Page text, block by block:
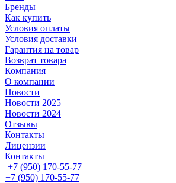
Бренды
Как купить
Условия оплаты
Условия доставки
Гарантия на товар
Возврат товара
Компания
О компании
Новости
Новости 2025
Новости 2024
Отзывы
Контакты
Лицензии
Контакты
+7 (950) 170-55-77
+7 (950) 170-55-77